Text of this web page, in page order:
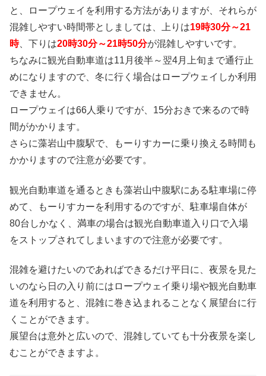
と、ロープウェイを利用する方法がありますが、それらが
混雑しやすい時間帯としましては、上りは19時30分～21
時、下りは20時30分～21時50分が混雑しやすいです。
ちなみに観光自動車道は11月後半～翌4月上旬まで通行止
めになりますので、冬に行く場合はロープウェイしか利用
できません。
ロープウェイは66人乗りですが、15分おきで来るので時
間がかかります。
さらに藻岩山中腹駅で、もーりすカーに乗り換える時間も
かかりますので注意が必要です。
観光自動車道を通るときも藻岩山中腹駅にある駐車場に停
めて、もーりすカーを利用するのですが、駐車場自体が
80台しかなく、満車の場合は観光自動車道入り口で入場
をストップされてしまいますので注意が必要です。
混雑を避けたいのであればできるだけ平日に、夜景を見た
いのなら日の入り前にはロープウェイ乗り場や観光自動車
道を利用すると、混雑に巻き込まれることなく展望台に行
くことができます。
展望台は意外と広いので、混雑していても十分夜景を楽し
むことができますよ。